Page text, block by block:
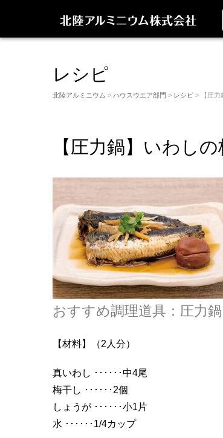
レシピ
北陸アルミニウム > ハウスウエア部門 > レシピ > 【圧力
【圧力鍋】いわし
おすすめ調理道具：圧力鍋
【材料】（2人分）
真いわし ･･････中4尾
梅干し ･･････2個
しょうが ･･････小1片
水 ･･････1/4カップ